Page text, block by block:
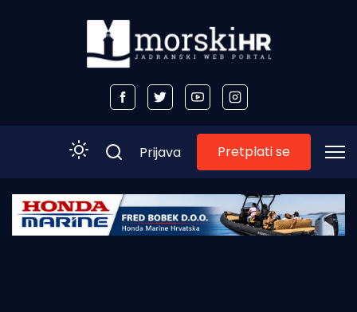
Početna
Prijava Pretplati se